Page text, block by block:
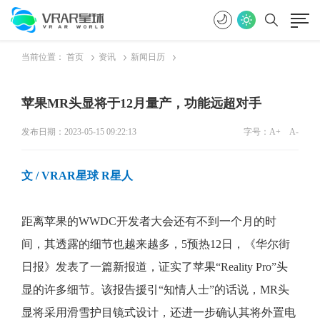
当前位置： 首页 资讯 新闻日历
苹果MR头显将于12月量产，功能远超对手
发布日期：2023-05-15 09:22:13 字号： A+ A-
文 / VRAR星球 R星人
距离苹果的WWDC开发者大会还有不到一个月的时
间，其透露的细节也越来越多，5预热12日，《华尔街
日报》发表了一篇新报道，证实了苹果“Reality Pro”头
显的许多细节。该报告援引“知情人士”的话说，MR头
显将采用滑雪护目镜式设计，还进一步确认其将外置电